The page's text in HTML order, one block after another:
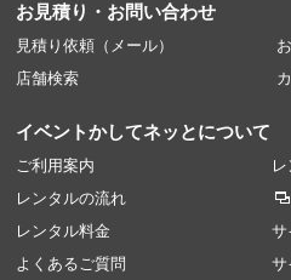
お見積り・お問い合わせ
見積り依頼（メール）
店舗検索
イベントかしてネッとについて
ご利用案内
レンタルの流れ
レンタル料金
よくあるご質問
サ
サ